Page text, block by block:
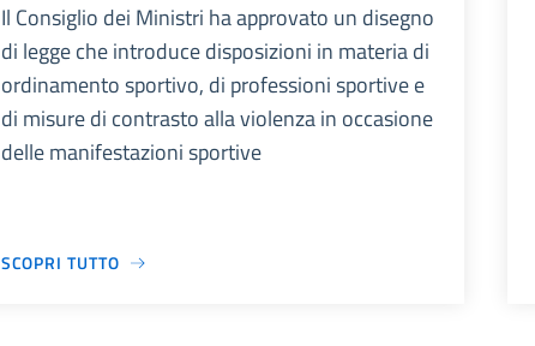
Il Consiglio dei Ministri ha approvato un disegno
di legge che introduce disposizioni in materia di
ordinamento sportivo, di professioni sportive e
di misure di contrasto alla violenza in occasione
delle manifestazioni sportive
SCOPRI TUTTO